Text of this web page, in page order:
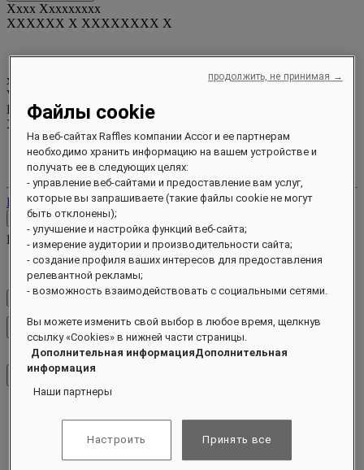
Xxxx Xxxxxxxxx
XXXXXX X XXXXXXXX X
xxxxxxxx
Valid until
Бонусные баллы
XXXpts
Ваш аккаунт лояльности
Ваши бронирования
Выйти
Контакты
Контакты Close menu
Find Your Local Number
Проверить тарифы
Закрыть меню
Направления
Отели и курорты
Резиденции
Чем заняться
Файлы cookie
На веб-сайтах Raffles компании Accor и ее партнерам
необходимо хранить информацию на вашем устройстве и
получать ее в следующих целях:
- управление веб-сайтами и предоставление вам услуг,
которые вы запрашиваете (такие файлы cookie не могут
быть отклонены);
- улучшение и настройка функций веб-сайта;
- измерение аудитории и производительности сайта;
- создание профиля ваших интересов для предоставления
релевантной рекламы;
- возможность взаимодействовать с социальными сетями.
Вы можете изменить свой выбор в любое время, щелкнув
ссылку «Cookies» в нижней части страницы.
Дополнительная информацияДополнительная
информация
Наши партнеры
Настроить Принять все
продолжить, не принимая →